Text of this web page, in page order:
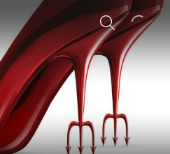
Sök